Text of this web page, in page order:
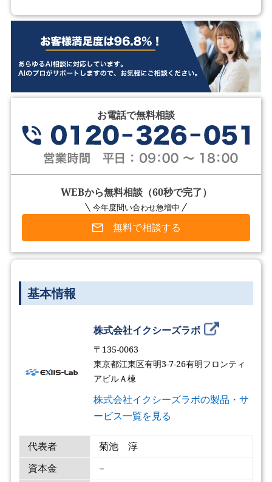
お電話で無料相談
WEBから無料相談（60秒で完了）
今年度問い合わせ急増中
無料で相談する
基本情報
株式会社イクシーズラボ
〒135-0063
東京都江東区有明3-7-26有明フロンティ
アビルＡ棟
株式会社イクシーズラボの製品・サ
ービス一覧を見る
代表者
菊池 淳
資本金
−